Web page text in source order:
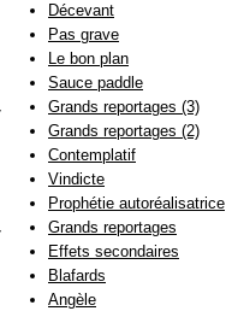
Décevant
Pas grave
Le bon plan
Sauce paddle
Grands reportages (3)
Grands reportages (2)
Contemplatif
Vindicte
Prophétie autoréalisatrice
Grands reportages
Effets secondaires
Blafards
Angèle